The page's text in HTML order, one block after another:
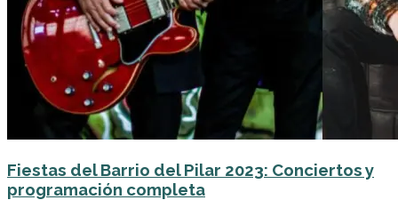
Fiestas del Barrio del Pilar 2023: Conciertos y
programación completa